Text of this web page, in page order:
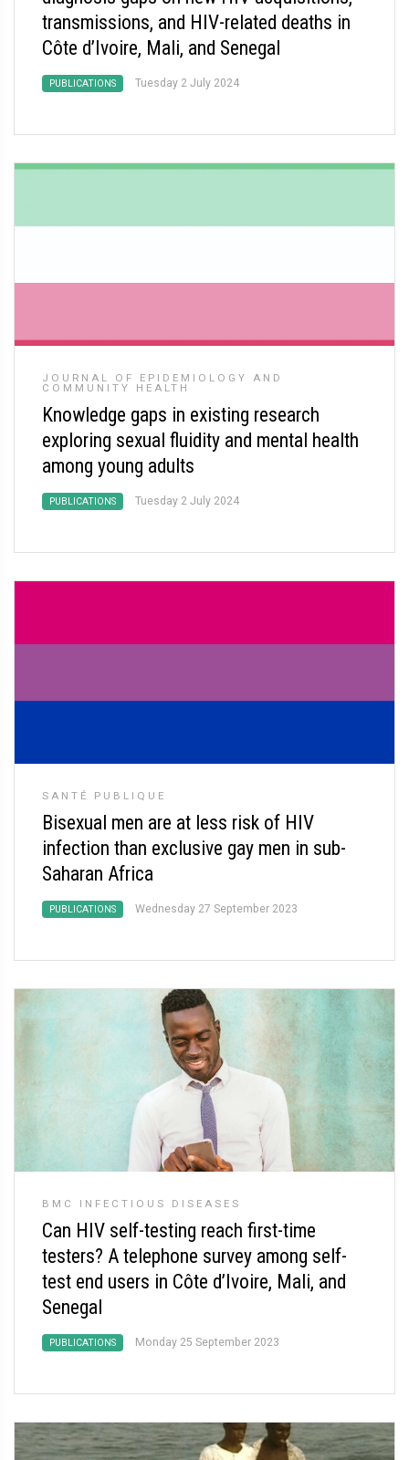
transmissions, and HIV-related deaths in
Côte d’Ivoire, Mali, and Senegal
PUBLICATIONS Tuesday 2 July 2024
JOURNAL OF EPIDEMIOLOGY AND
COMMUNITY HEALTH
Knowledge gaps in existing research
exploring sexual fluidity and mental health
among young adults
PUBLICATIONS Tuesday 2 July 2024
SANTÉ PUBLIQUE
Bisexual men are at less risk of HIV
infection than exclusive gay men in sub-
Saharan Africa
PUBLICATIONS Wednesday 27 September 2023
BMC INFECTIOUS DISEASES
Can HIV self-testing reach first-time
testers? A telephone survey among self-
test end users in Côte d’Ivoire, Mali, and
Senegal
PUBLICATIONS Monday 25 September 2023